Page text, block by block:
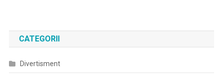
CATEGORII
Divertisment